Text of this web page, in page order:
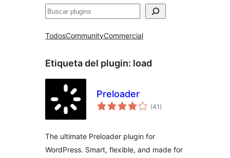
Buscar
TodosCommunityCommercial
Etiqueta del plugin: load
Preloader
(41 valoraciones
en
)
The ultimate Preloader plugin for
WordPress. Smart, flexible, and made for